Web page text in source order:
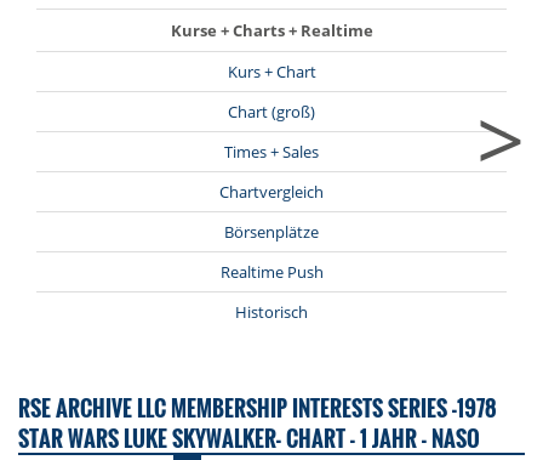
Kurse + Charts + Realtime
Kurs + Chart
Chart (groß)
Times + Sales
Chartvergleich
Börsenplätze
Realtime Push
Historisch
>
RSE ARCHIVE LLC MEMBERSHIP INTERESTS SERIES -1978
STAR WARS LUKE SKYWALKER- CHART - 1 JAHR - NASO